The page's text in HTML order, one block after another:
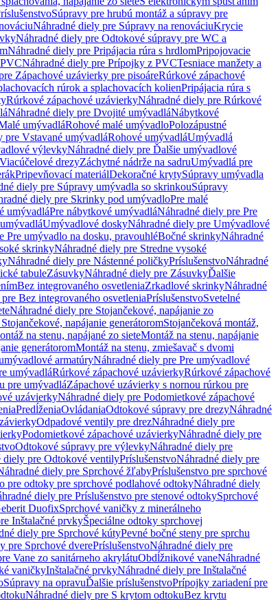
Súpravy pre hrubú montáž a súpravy pre
Náhradné diely pre Súpravy na renováciuKrycie
Náhradné diely pre Odtokové súpravy pre WC a
Náhradné diely pre Pripájacia rúra s hrdlomPripojovacie
Náhradné diely pre Prípojky z PVCTesniace manžety a
Zápachové uzávierky pre pisoáreRúrkové zápachové
rúrok a splachovacích kolienPripájacia rúra s
Rúrkové zápachové uzávierkyNáhradné diely pre Rúrkové
Náhradné diely pre Dvojité umývadláNábytkové
umývadláRohové malé umývadloPolozápustné
pre Vstavané umývadláRohové umývadláUmývadlá
výlevkyNáhradné diely pre Ďalšie umývadlové
drezyZáchytné nádrže na sadruUmývadlá pre
Pripevňovací materiálDekoračné krytySúpravy umývadla
diely pre Súpravy umývadla so skrinkouSúpravy
diely pre Skrinky pod umývadloPre malé
umývadláPre nábytkové umývadláNáhradné diely pre Pre
Umývadlové doskyNáhradné diely pre Umývadlové
Pre umývadlo na dosku, pravouhléBočné skrinkyNáhradné
skrinkyNáhradné diely pre Stredne vysoké
Náhradné diely pre Nástenné poličkyPríslušenstvoNáhradné
tabuleZásuvkyNáhradné diely pre ZásuvkyĎalšie
Bez integrovaného osvetleniaZrkadlové skrinkyNáhradné
Bez integrovaného osvetleniaPríslušenstvoSvetelné
Náhradné diely pre Stojančekové, napájanie zo
napájanie generátoromStojančeková montáž,
na stenu, napájané zo sieteMontáž na stenu, napájanie
generátoromMontáž na stenu, zmiešavač s dvomi
armatúryNáhradné diely pre Pre umývadlové
umývadláRúrkové zápachové uzávierkyRúrkové zápachové
pre umývadláZápachové uzávierky s nornou rúrkou pre
uzávierkyNáhradné diely pre Podomietkové zápachové
PredĺženiaOvládaniaOdtokové súpravy pre drezyNáhradné
Odpadové ventily pre drezNáhradné diely pre
Podomietkové zápachové uzávierkyNáhradné diely pre
Odtokové súpravy pre výlevkyNáhradné diely pre
diely pre Odtokové ventilyPríslušenstvoNáhradné diely pre
diely pre Sprchové žľabyPríslušenstvo pre sprchové
pre odtoky pre sprchové podlahové odtokyNáhradné diely
diely pre Príslušenstvo pre stenové odtokySprchové
DuofixSprchové vaničky z minerálneho
Inštalačné prvkyŠpeciálne odtoky sprchovej
diely pre Sprchové kútyPevné bočné steny pre sprchu
pre Sprchové dverePríslušenstvoNáhradné diely pre
Vane zo sanitárneho akrylátuObdĺžnikové vaneNáhradné
vaničkyInštalačné prvkyNáhradné diely pre Inštalačné
Súpravy na opravuĎalšie príslušenstvoPrípojky zariadení pre
Náhradné diely pre S krytom odtokuBez krytu